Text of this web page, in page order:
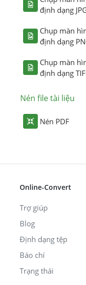
định dạng
Chụp màn
định dạng
Chụp màn
định dạng
Nén file tài liệu
Nén PDF
Online-Convert
Trợ giúp
Blog
Định dạng tệp
Báo chí
Trạng thái